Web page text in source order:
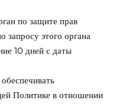
по защите прав
запросу этого органа
10 дней с даты
Политике в отношении